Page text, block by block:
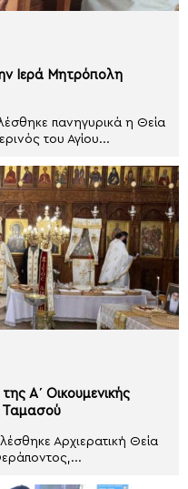
Ιερά Μητρόπολη
πανηγυρικά η Θεία
του Αγίου...
Α΄ Οικουμενικής
Ταμασού
Αρχιερατική Θεία